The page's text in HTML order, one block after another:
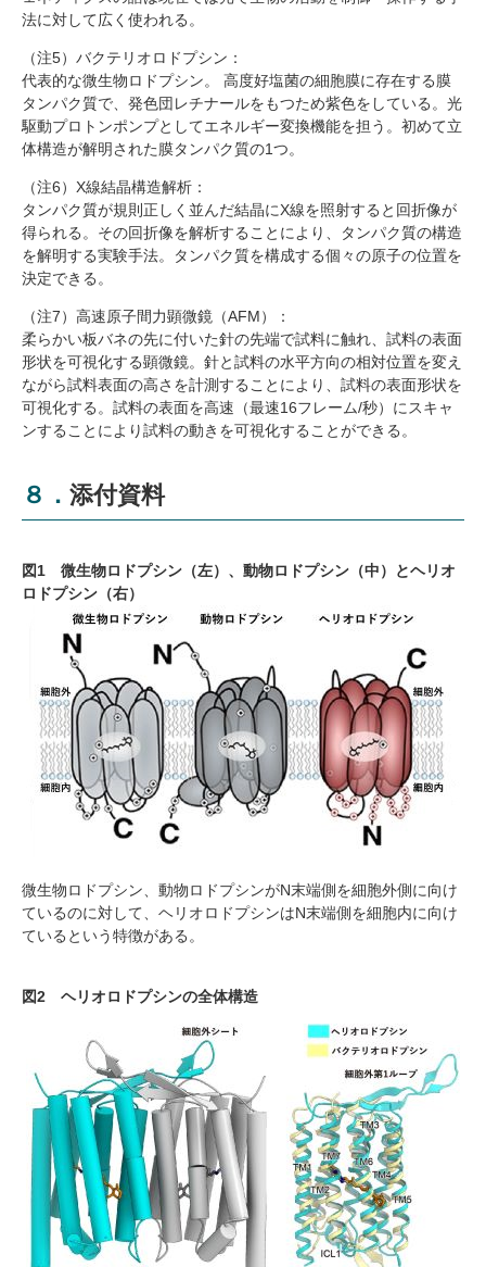
法に対して広く使われる。
（注5）バクテリオロドプシン：
代表的な微生物ロドプシン。 高度好塩菌の細胞膜に存在する膜
タンパク質で、発色団レチナールをもつため紫色をしている。光
駆動プロトンポンプとしてエネルギー変換機能を担う。初めて立
体構造が解明された膜タンパク質の1つ。
（注6）X線結晶構造解析：
タンパク質が規則正しく並んだ結晶にX線を照射すると回折像が
得られる。その回折像を解析することにより、タンパク質の構造
を解明する実験手法。タンパク質を構成する個々の原子の位置を
決定できる。
（注7）高速原子間力顕微鏡（AFM）：
柔らかい板バネの先に付いた針の先端で試料に触れ、試料の表面
形状を可視化する顕微鏡。針と試料の水平方向の相対位置を変え
ながら試料表面の高さを計測することにより、試料の表面形状を
可視化する。試料の表面を高速（最速16フレーム/秒）にスキャ
ンすることにより試料の動きを可視化することができる。
８．添付資料
図1 微生物ロドプシン（左）、動物ロドプシン（中）とヘリオ
ロドプシン（右）
微生物ロドプシン、動物ロドプシンがN末端側を細胞外側に向け
ているのに対して、ヘリオロドプシンはN末端側を細胞内に向け
ているという特徴がある。
図2 ヘリオロドプシンの全体構造